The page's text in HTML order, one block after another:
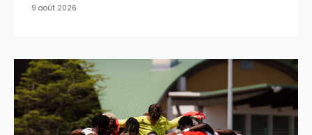
9 août 2026